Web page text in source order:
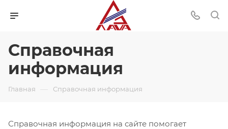
Справочная
информация
Главная — Справочная информация
Справочная информация на сайте помогает